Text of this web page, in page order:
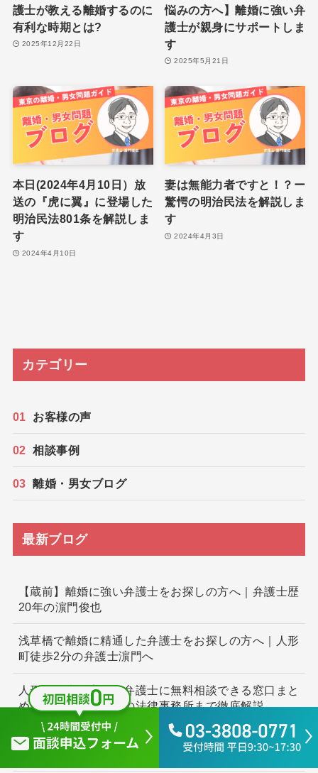
護士が教える離婚するのに
有利な時期とは?
2025年12月22日
悩みの方へ】離婚に強い弁
護士が親身にサポートしま
す
2025年5月21日
本日(2024年4月10日）放
送の『虎に翼』に登場した
明治民法801条を解説しま
す
2024年4月10日
妻は無能力者ですと！？ー
驚愕の明治民法を解説しま
す
2024年4月3日
カテゴリー
お客様の声
相談事例
離婚・男女ブログ
最新ブログ
【蔵前】離婚に強い弁護士をお探しの方へ｜弁護士歴
20年の濵門俊也
浅草橋で離婚に精通した弁護士をお探しの方へ｜人形
町徒歩2分の弁護士濵門へ
人形町・水天宮前で弁護士に無料相談できる窓口まと
め｜公的機関から街の法律事務所まで徹底解説
婚姻前の特有財産を立証し、親権・養育費・解決金の
確保につなげた事例